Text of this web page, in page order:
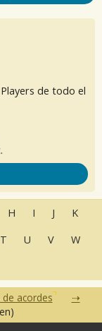
de todo el
H I J
K
T U V
W
acordes